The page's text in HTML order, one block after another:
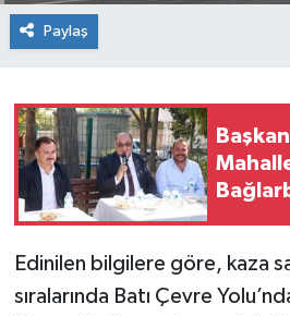
Paylaş
Edinilen bilgilere göre, kaza
sıralarında Batı Çevre